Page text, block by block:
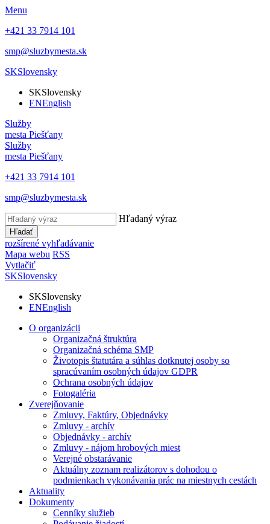
Menu
+421 33 7914 101
smp@sluzbymesta.sk
SKSlovensky
SKSlovensky
ENEnglish
Služby
mesta Piešťany
Služby
mesta Piešťany
+421 33 7914 101
smp@sluzbymesta.sk
Hľadaný výraz
Hľadať
rozšírené vyhľadávanie
Mapa webu RSS
Vytlačiť
SKSlovensky
SKSlovensky
ENEnglish
O organizácii
Organizačná štruktúra
Organizačná schéma SMP
Životopis štatutára a súhlas dotknutej osoby so
spracúvaním osobných údajov GDPR
Ochrana osobných údajov
Fotogaléria
Zverejňovanie
Zmluvy, Faktúry, Objednávky
Zmluvy - archív
Objednávky - archív
Zmluvy - nájom hrobových miest
Verejné obstarávanie
Aktuálny zoznam realizátorov s dohodou o
podmienkach vykonávania prác na miestnych cestách
Aktuality
Dokumenty
Cenníky služieb